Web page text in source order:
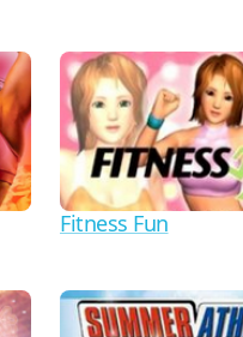
Fitness Fun